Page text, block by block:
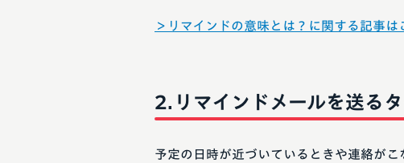
＞リマインドの意味とは？に関する記事は
リマインドメールを送る
予定の日時が近づいているときや連絡が